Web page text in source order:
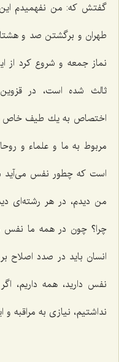
گفتش كه: من نفهمیدم
طهران و برگشتن صد و
نماز جمعه و شروع كرد
ثالث شده است، در
اختصاص به یك طیف خاص
مربوط به ما و علماء و
است كه چطور نفس می‌آید
من دیدم، در هر رشته‌ای
چرا؟ چون در همه ما نفس
انسان باید در صدد اصلاح
نفس دارید، همه داریم،
نداشتیم، نیازی به مراقبه